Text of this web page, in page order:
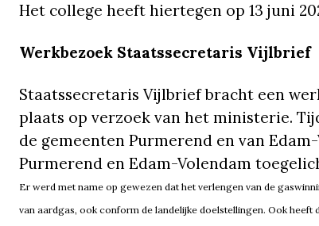
Het college heeft hiertegen op 13 juni
Werkbezoek Staatssecretaris Vijlbrief
Staatssecretaris Vijlbrief bracht een
plaats op verzoek van het ministerie.
de gemeenten Purmerend en van
Purmerend en Edam-Volendam
Er werd met name op gewezen dat het verlengen van de
van aardgas, ook conform de landelijke doelstellingen. Ook